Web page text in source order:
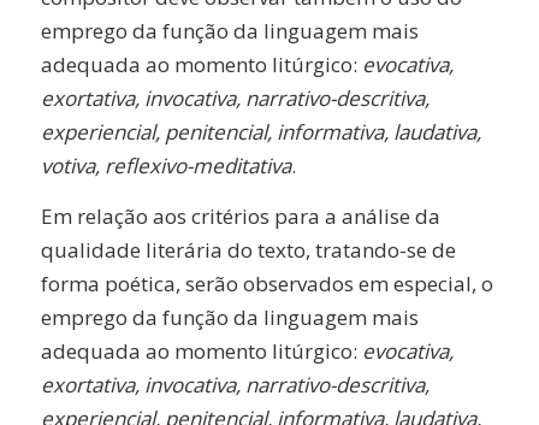
emprego da função da linguagem mais
adequada ao momento litúrgico: evocativa,
exortativa, invocativa, narrativo-descritiva,
experiencial, penitencial, informativa, laudativa,
votiva, reflexivo-meditativa.
Em relação aos critérios para a análise da
qualidade literária do texto, tratando-se de
forma poética, serão observados em especial, o
emprego da função da linguagem mais
adequada ao momento litúrgico: evocativa,
exortativa, invocativa, narrativo-descritiva,
experiencial, penitencial, informativa, laudativa,